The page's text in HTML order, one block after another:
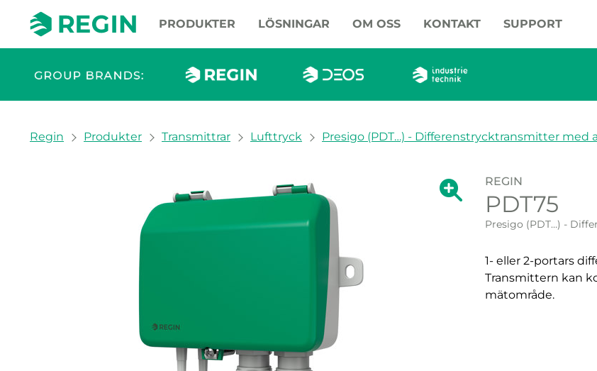
PRODUKTER LÖSNINGAR OM OSS KONTAKT SUPPORT
You are here:
Regin Produkter Transmittrar Lufttryck Presigo (PDT…) - Differenstrycktransmitter med
Visa förstoring av bilden.
Visa
REGIN
PDT75
Presigo (PDT…) -
1- eller 2-portars
Transmittern kan
mätområde.